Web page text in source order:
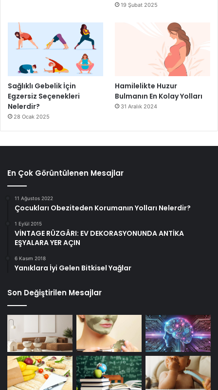
19 Şubat 2025
Sağlıklı Gebelik İçin
Egzersiz Seçenekleri
Nelerdir?
28 Ocak 2025
Hamilelikte Huzur
Bulmanın En Kolay Yolları
31 Aralık 2024
En Çok Görüntülenen Mesajlar
11 Ağustos 2022
Çocukları Obeziteden Korumanın Yolları Nelerdir?
1 Eylül 2015
VİNTAGE RÜZGÂRI: EV DEKORASYONUNDA ANTİKA
EŞYALARA YER AÇIN
6 Kasım 2018
Yanıklara İyi Gelen Bitkisel Yağlar
Son Değiştirilen Mesajlar